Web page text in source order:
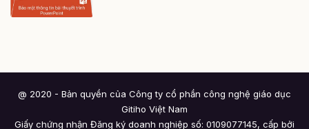
@ 2020 - Bản quyền của Công ty cổ phần công nghệ giáo dục
Gitiho Việt Nam
Giấy chứng nhận Đăng ký doanh nghiệp số: 0109077145, cấp bởi